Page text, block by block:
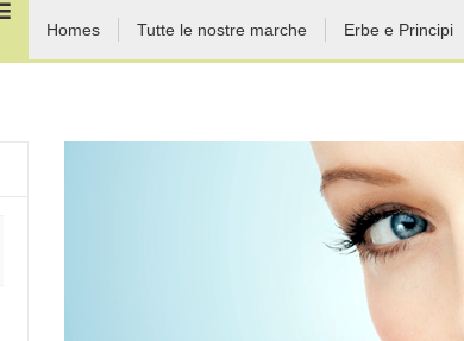
Homes Tutte le nostre marche Erbe e Principi